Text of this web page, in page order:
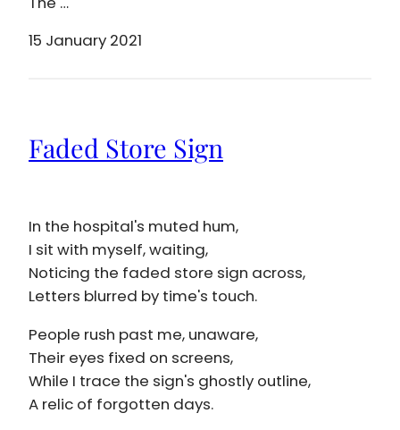
15 January 2021
Faded Store Sign
In the hospital's muted hum,
I sit with myself, waiting,
Noticing the faded store sign across,
Letters blurred by time's touch.
People rush past me, unaware,
Their eyes fixed on screens,
While I trace the sign's ghostly outline,
A relic of forgotten days.